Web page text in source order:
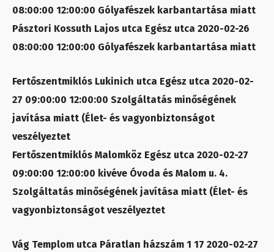
08:00:00 12:00:00 Gólyafészek karbantartása miatt
Pásztori Kossuth Lajos utca Egész utca 2020-02-26
08:00:00 12:00:00 Gólyafészek karbantartása miatt
Fertőszentmiklós Lukinich utca Egész utca 2020-02-
27 09:00:00 12:00:00 Szolgáltatás minőségének
javítása miatt (Élet- és vagyonbiztonságot
veszélyeztet
Fertőszentmiklós Malomköz Egész utca 2020-02-27
09:00:00 12:00:00 kivéve Óvoda és Malom u. 4.
Szolgáltatás minőségének javítása miatt (Élet- és
vagyonbiztonságot veszélyeztet
Vág Templom utca Páratlan házszám 1 17 2020-02-27